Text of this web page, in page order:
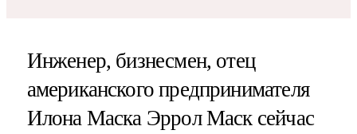
Инженер, бизнесмен, отец
американского предпринимателя
Илона Маска Эррол Маск сейчас